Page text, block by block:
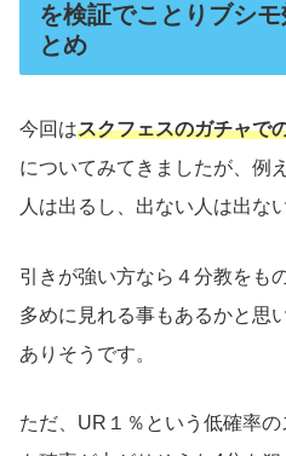
を検証でことりブシ
とめ
今回はスクフェスのガチャで
についてみてきましたが、例
人は出るし、出ない人は出な
引きが強い方なら４分教をも
多めに見れる事もあるかと思
ありそうです。
ただ、UR１％という低確率